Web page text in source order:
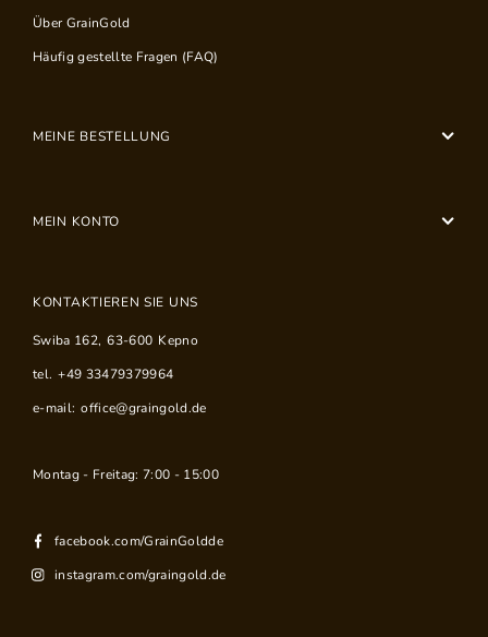
Über GrainGold
Häufig gestellte Fragen (FAQ)
MEINE BESTELLUNG
MEIN KONTO
KONTAKTIEREN SIE UNS
Swiba 162, 63-600 Kepno
tel. +49 33479379964
e-mail: office@graingold.de
Montag - Freitag: 7:00 - 15:00
facebook.com/GrainGoldde
instagram.com/graingold.de